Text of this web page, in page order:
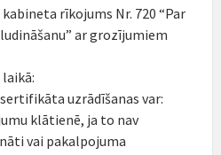
rīkojums Nr. 720 “Par
ar grozījumiem
uzrādīšanas var:
klātienē, ja to nav
vai pakalpojuma